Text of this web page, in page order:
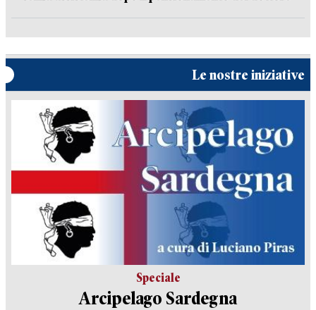
Le nostre iniziative
Speciale
Arcipelago Sardegna